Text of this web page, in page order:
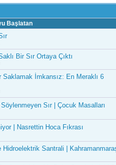
Başlatan
Bir Sır Ortaya Çıktı
Saklamak İmkansız: En Meraklı 6
Sır | Çocuk Masalları
| Nasrettin Hoca Fıkrası
Hidroelektrik Santrali |